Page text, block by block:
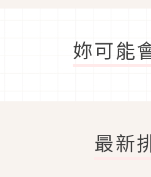
妳可能
最新